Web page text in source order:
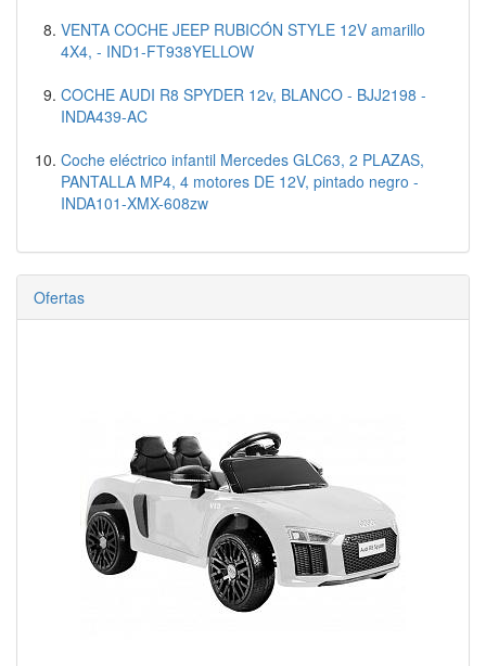
VENTA COCHE JEEP RUBICÓN STYLE 12V amarillo
4X4, - IND1-FT938YELLOW
COCHE AUDI R8 SPYDER 12v, BLANCO - BJJ2198 -
INDA439-AC
Coche eléctrico infantil Mercedes GLC63, 2 PLAZAS,
PANTALLA MP4, 4 motores DE 12V, pintado negro -
INDA101-XMX-608zw
Ofertas